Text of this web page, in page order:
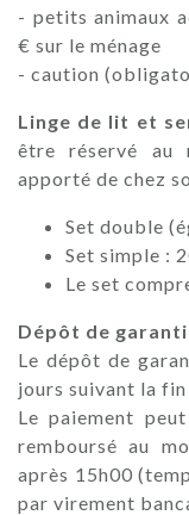
- petits animaux
€ sur le ménage
- caution
Linge de lit et
être réservé au
apporté de chez
Set double
Set simple :
Le set
Dépôt de
Le dépôt de
jours suivant la fin
Le paiement
remboursé au
après 15h00
par virement